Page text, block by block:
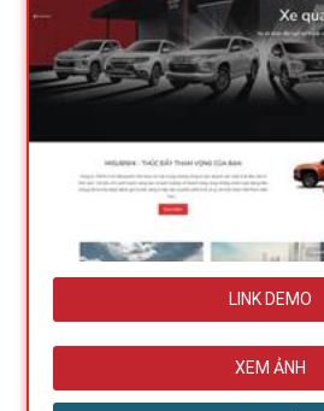
LINK DEMO
XEM ẢNH